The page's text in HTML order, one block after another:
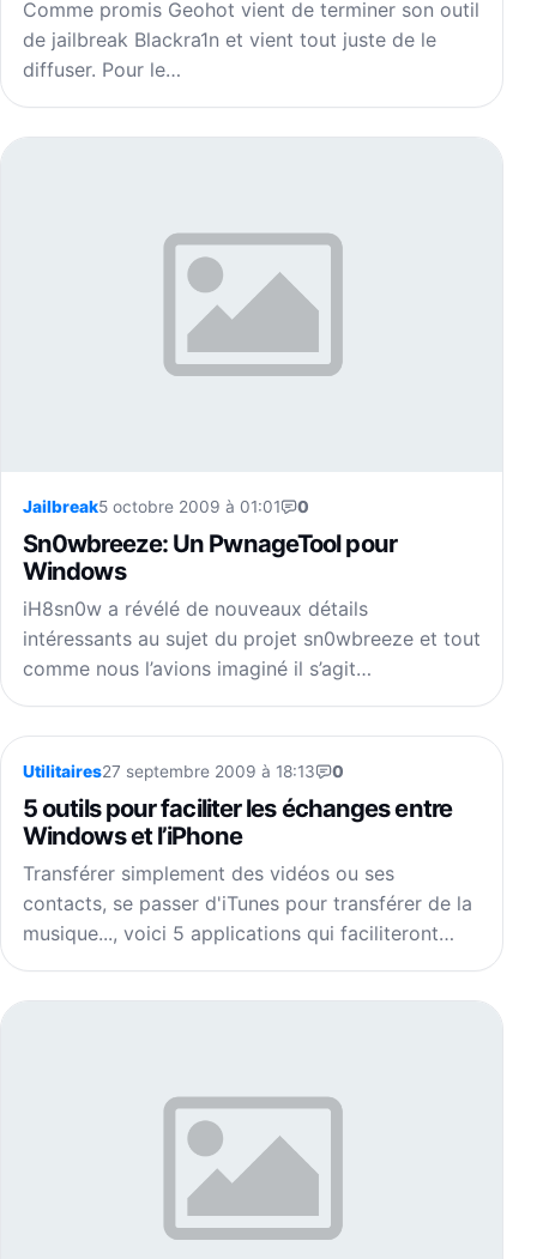
Comme promis Geohot vient de terminer son outil
de jailbreak Blackra1n et vient tout juste de le
diffuser. Pour le…
Jailbreak5 octobre 2009 à 01:01 0
Sn0wbreeze: Un PwnageTool pour
Windows
iH8sn0w a révélé de nouveaux détails
intéressants au sujet du projet sn0wbreeze et tout
comme nous l’avions imaginé il s’agit…
Utilitaires27 septembre 2009 à 18:13 0
5 outils pour faciliter les échanges entre
Windows et l’iPhone
Transférer simplement des vidéos ou ses
contacts, se passer d'iTunes pour transférer de la
musique..., voici 5 applications qui faciliteront…